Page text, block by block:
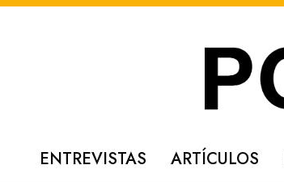
ENTREVISTAS ARTÍCULOS